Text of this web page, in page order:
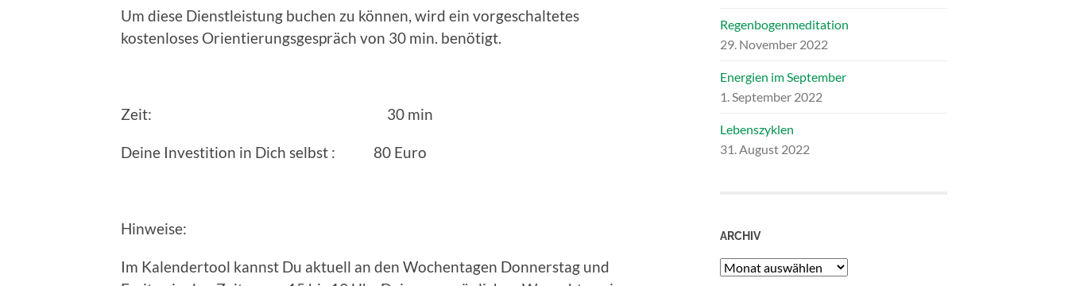
Um diese Dienstleistung buchen zu können, wird ein vorgeschaltetes
kostenloses Orientierungsgespräch von 30 min. benötigt.
Zeit: 30 min
Deine Investition in Dich selbst : 80 Euro
Hinweise:
Im Kalendertool kannst Du aktuell an den Wochentagen Donnerstag und
Regenbogenmeditation
29. November 2022
Energien im September
1. September 2022
Lebenszyklen
31. August 2022
ARCHIV
Archiv